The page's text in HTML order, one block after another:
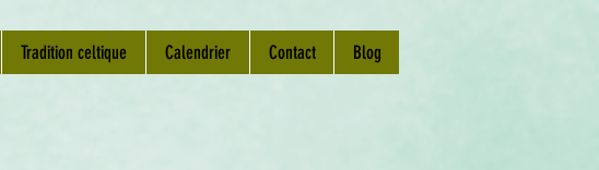
Tradition celtique Calendrier Contact Blog